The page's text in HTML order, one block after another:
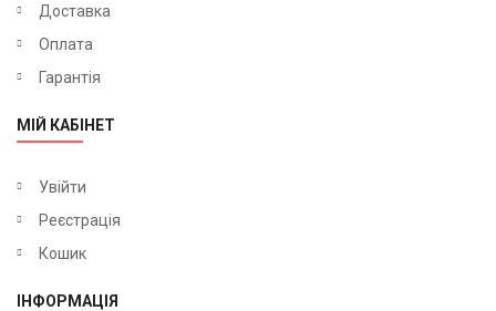
Доставка
Оплата
Гарантія
МІЙ КАБІНЕТ
Увійти
Реєстрація
Кошик
ІНФОРМАЦІЯ